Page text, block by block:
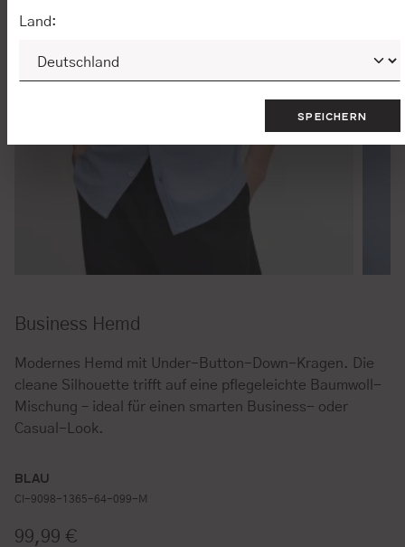
Business Hemd
Modernes Hemd mit Under-Button-Down-Kragen. Die
cleane Silhouette trifft auf eine pflegeleichte Baumwoll-
Mischung – ideal für einen smarten Business- oder
Casual-Look.
BLAU
CI-9098-1365-64-099-M
Regulärer Preis:
99,99 €
Land:
SPEICHERN